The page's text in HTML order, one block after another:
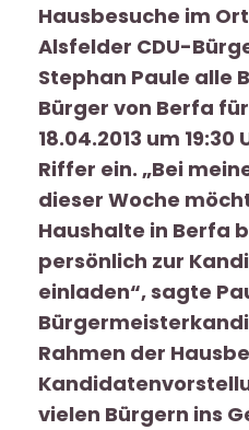
Hausbesuche im
Alsfelder CDU-
Stephan Paule alle
Bürger von Berfa
18.04.2013 um
Riffer ein. „Bei
dieser Woche
Haushalte in Berfa
persönlich zur
einladen“, sagte
Rahmen der
vielen Bürgern ins